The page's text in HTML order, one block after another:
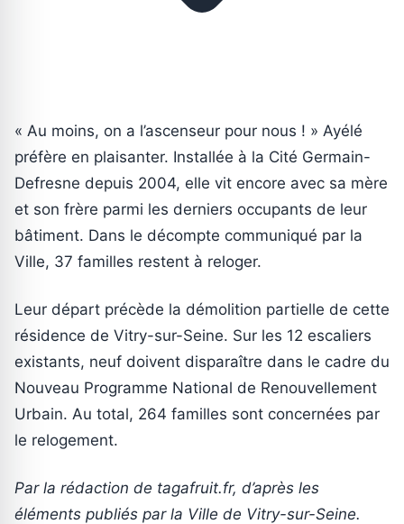
« Au moins, on a l’ascenseur pour nous ! » Ayélé
préfère en plaisanter. Installée à la Cité Germain-
Defresne depuis 2004, elle vit encore avec sa mère
et son frère parmi les derniers occupants de leur
bâtiment. Dans le décompte communiqué par la
Ville, 37 familles restent à reloger.
Leur départ précède la démolition partielle de cette
résidence de Vitry-sur-Seine. Sur les 12 escaliers
existants, neuf doivent disparaître dans le cadre du
Nouveau Programme National de Renouvellement
Urbain. Au total, 264 familles sont concernées par
le relogement.
Par la rédaction de tagafruit.fr, d’après les
éléments publiés par la Ville de Vitry-sur-Seine.